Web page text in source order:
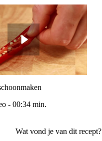
- 00:34 min.
Wat vond je van dit recept?